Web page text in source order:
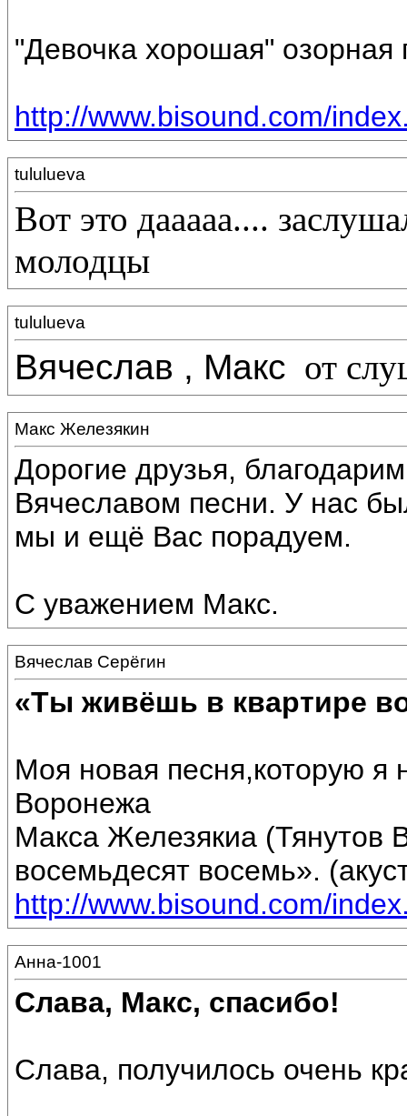
"Девочка хорошая"
http://www.bisound.com/
tululueva
Вот это дааааа....
молодцы
tululueva
Вячеслав , Макс от
Макс Железякин
Дорогие друзья,
Вячеславом песни. У нас
мы и ещё Вас порадуем.
С уважением Макс.
Вячеслав Серёгин
«Ты живёшь в квартире
Моя новая песня,которую я
Воронежа
Макса Железякиа (Тянутов
восемьдесят восемь».
http://www.bisound.com/
Анна-1001
Слава, Макс, спасибо!
Слава, получилось очень